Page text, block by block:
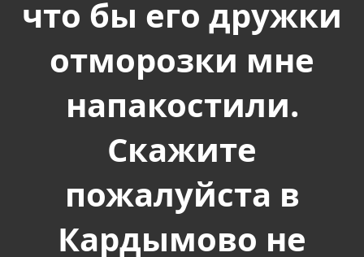
что бы его дружки
отморозки мне
напакостили.
Скажите
пожалуйста в
Кардымово не